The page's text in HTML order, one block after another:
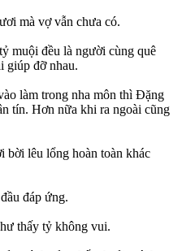
mà vợ vẫn chưa có.
muội đều là người cùng quê
giúp đỡ nhau.
làm trong nha môn thì Đặng
tín. Hơn nữa khi ra ngoài cũng
bời lêu lổng hoàn toàn khác
đáp ứng.
thấy tỷ không vui.